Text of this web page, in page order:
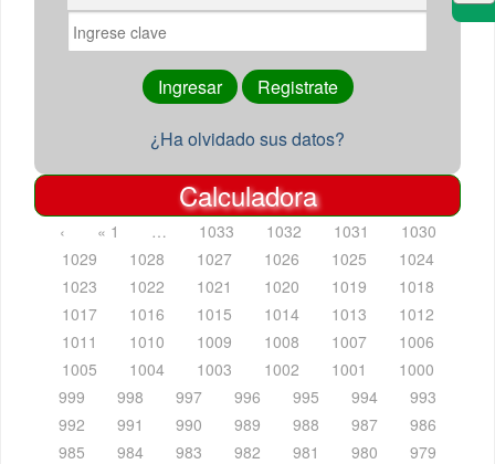
¿Ha olvidado sus datos?
Calculadora
‹ « 1 … 1033 1032 1031
1030
1029
1028 1027 1026 1025
1024
1023
1022 1021 1020 1019
1018
1017
1016 1015 1014 1013
1012
1011
1010 1009 1008 1007
1006
1005
1004 1003 1002 1001
1000
999
998 997 996 995 994
993
992
991 990 989 988 987
986
985
984 983 982 981 980
979